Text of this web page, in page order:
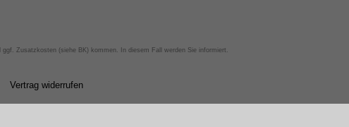
Zusatzkosten (siehe BK) kommen. In diesem Fall werden Sie informiert.
Vertrag widerrufen